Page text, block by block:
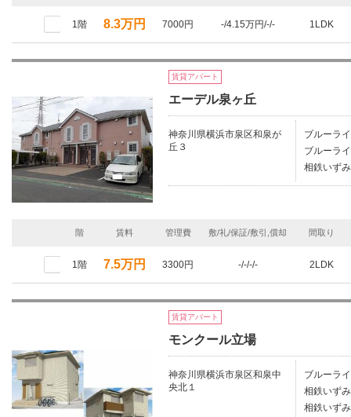
1階 8.3万円 7000円 -/4.15万円/-/- 1LDK
賃貸アパート
エーデル泉ヶ丘
神奈川県横浜市泉区和泉が
丘３
ブルーラ
ブルーラ
相鉄いず
階 賃料 管理費 敷/礼/保証/敷引,償却 間取り
1階 7.5万円 3300円 -/-/-/- 2LDK
賃貸アパート
モンクール立場
神奈川県横浜市泉区和泉中
央北１
ブルーラ
相鉄いず
相鉄いず